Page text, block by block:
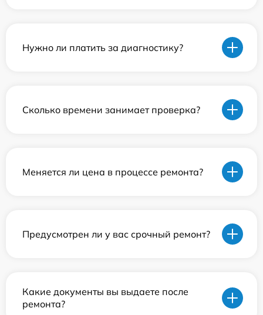
Нужно ли платить за диагностику?
Сколько времени занимает проверка?
Меняется ли цена в процессе ремонта?
Предусмотрен ли у вас срочный ремонт?
Какие документы вы выдаете после
ремонта?